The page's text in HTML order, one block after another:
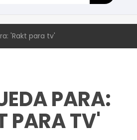
'Rakt para tv'
PARA:
PARA TV'